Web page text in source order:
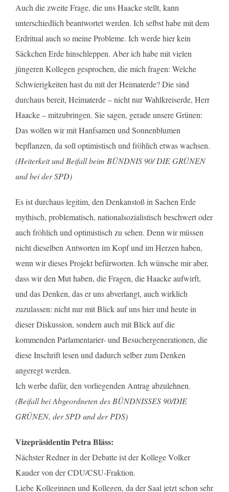
Auch die zweite Frage, die uns Haacke stellt, kann
unterschiedlich beantwortet werden. Ich selbst habe mit dem
Erdritual auch so meine Probleme. Ich werde hier kein
Säckchen Erde hinschleppen. Aber ich habe mit vielen
jüngeren Kollegen gesprochen, die mich fragen: Welche
Schwierigkeiten hast du mit der Heimaterde? Die sind
durchaus bereit, Heimaterde – nicht nur Wahlkreiserde, Herr
Haacke – mitzubringen. Sie sagen, gerade unsere Grünen:
Das wollen wir mit Hanfsamen und Sonnenblumen
bepflanzen, da soll optimistisch und fröhlich etwas wachsen.
(Heiterkeit und Beifall beim BÜNDNIS 90/ DIE GRÜNEN
und bei der SPD)
Es ist durchaus legitim, den Denkanstoß in Sachen Erde
mythisch, problematisch, nationalsozialistisch beschwert oder
auch fröhlich und optimistisch zu sehen. Denn wir müssen
nicht dieselben Antworten im Kopf und im Herzen haben,
wenn wir dieses Projekt befürworten. Ich wünsche mir aber,
dass wir den Mut haben, die Fragen, die Haacke aufwirft,
und das Denken, das er uns abverlangt, auch wirklich
zuzulassen: nicht nur mit Blick auf uns hier und heute in
dieser Diskussion, sondern auch mit Blick auf die
kommenden Parlamentarier- und Besuchergenerationen, die
diese Inschrift lesen und dadurch selber zum Denken
angeregt werden.
Ich werbe dafür, den vorliegenden Antrag abzulehnen.
(Beifall bei Abgeordneten des BÜNDNISSES 90/DIE
GRÜNEN, der SPD und der PDS)
Vizepräsidentin Petra Bläss:
Nächster Redner in der Debatte ist der Kollege Volker
Kauder von der CDU/CSU-Fraktion.
Liebe Kolleginnen und Kollegen, da der Saal jetzt schon sehr